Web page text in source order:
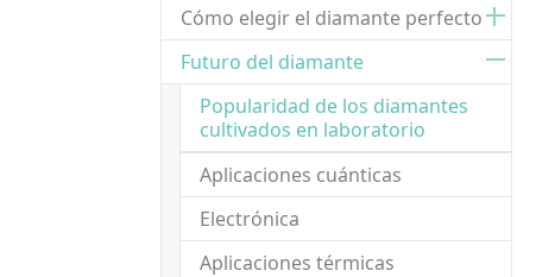
Cómo elegir el diamante perfecto
Futuro del diamante
Popularidad de los diamantes
cultivados en laboratorio
Aplicaciones cuánticas
Electrónica
Aplicaciones térmicas